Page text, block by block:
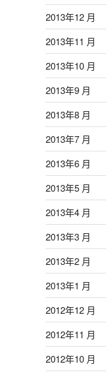
2013年12 月
2013年11 月
2013年10 月
2013年9 月
2013年8 月
2013年7 月
2013年6 月
2013年5 月
2013年4 月
2013年3 月
2013年2 月
2013年1 月
2012年12 月
2012年11 月
2012年10 月